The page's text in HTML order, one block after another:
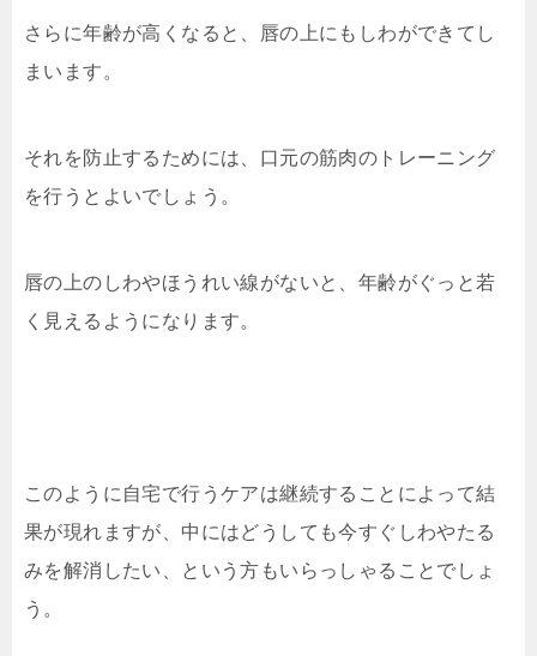
さらに年齢が高くなると、唇の上にもしわができてし
まいます。
それを防止するためには、口元の筋肉のトレーニング
を行うとよいでしょう。
唇の上のしわやほうれい線がないと、年齢がぐっと若
く見えるようになります。
このように自宅で行うケアは継続することによって結
果が現れますが、中にはどうしても今すぐしわやたる
みを解消したい、という方もいらっしゃることでしょ
う。